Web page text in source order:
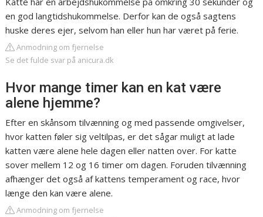
en god langtidshukommelse. Derfor kan de også sagtens
huske deres ejer, selvom han eller hun har været på ferie.
Anmodning om fjernelse
Se det fulde svar på anicura.dk
Hvor mange timer kan en kat være
alene hjemme?
Efter en skånsom tilvænning og med passende omgivelser,
hvor katten føler sig veltilpas, er det sågar muligt at lade
katten være alene hele dagen eller natten over. For katte
sover mellem 12 og 16 timer om dagen. Foruden tilvænning
afhænger det også af kattens temperament og race, hvor
længe den kan være alene.
Anmodning om fjernelse